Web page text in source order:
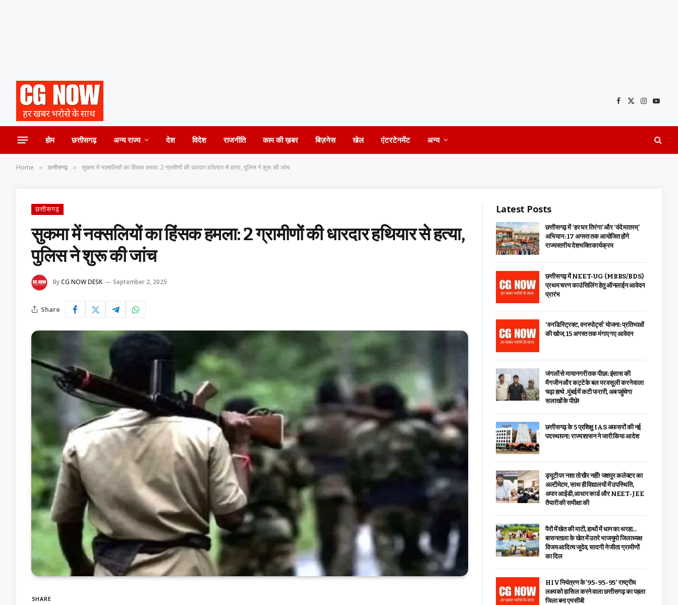
Facebook
X
Instagram
होम छत्तीसगढ़ अन्य राज्य देश विदेश राजनीति काम की ख़बर बिज़नेस खेल एंटरटेनमेंट अन्य
Home » छत्तीसगढ़ » सुकमा में नक्सलियों का हिंसक हमला: 2 ग्रामीणों की धारदार हथियार से हत्या, पुलिस ने शुरू की जांच
छत्तीसगढ़
सुकमा में नक्सलियों का हिंसक हमला: 2 ग्रामीणों की धारदार हथियार से हत्या,
पुलिस ने शुरू की जांच
ByCG NOW DESK September 2, 2025
Share
SHARE
Latest Posts
छत्तीसगढ़ में ‘हर घर तिरंगा’ और ‘वंदे मातरम्’
अभियान : 17 अगस्त तक आयोजित होंगे
राज्यस्तरीय देशभक्ति कार्यक्रम
छत्तीसगढ़ में NEET-UG (MBBS/BDS)
प्रथम चरण काउंसिलिंग हेतु ऑनलाईन आवेदन
प्रारंभ
‘वन डिस्ट्रिक्ट, वन स्पोर्ट्स’ योजना: प्रतिभाओं
की खोज, 15 अगस्त तक मंगाए गए आवेदन
जंगलों से मायानगरी तक पीछा: इंसास की
मैगजीन और कट्टे के बल पर वसूली करने वाला
चढ़ा हत्थे .मुंबई में कटी फरारी, अब पहुंचेगा
सलाखों के पीछे!
छत्तीसगढ़ के 5 प्रशिक्षु IAS अफसरों की नई
पदस्थापना: राज्य शासन ने जारी किया आदेश
ड्यूटी पर नशा तो खैर नहीं! जशपुर कलेक्टर का
अल्टीमेटम, साथ ही विद्यालयों में उपस्थिति,
अपार आईडी,आधार कार्ड और NEET-JEE
तैयारी की समीक्षा की
पैरों में खेत की माटी, हाथों में धान का थरहा…
बासनताला के खेत में उतरे भाजयुमो जिलाध्यक्ष
विजय आदित्य जूदेव, सादगी ने जीता ग्रामीणों
का दिल
HIV नियंत्रण के ’95-95-95′ राष्ट्रीय
लक्ष्य को हासिल करने वाला छत्तीसगढ़ का पहला
जिला बना एमसीबी